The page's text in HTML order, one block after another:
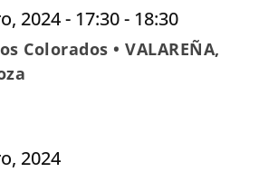
2024 - 17:30- 18:30
Colorados • VALAREÑA,
2024